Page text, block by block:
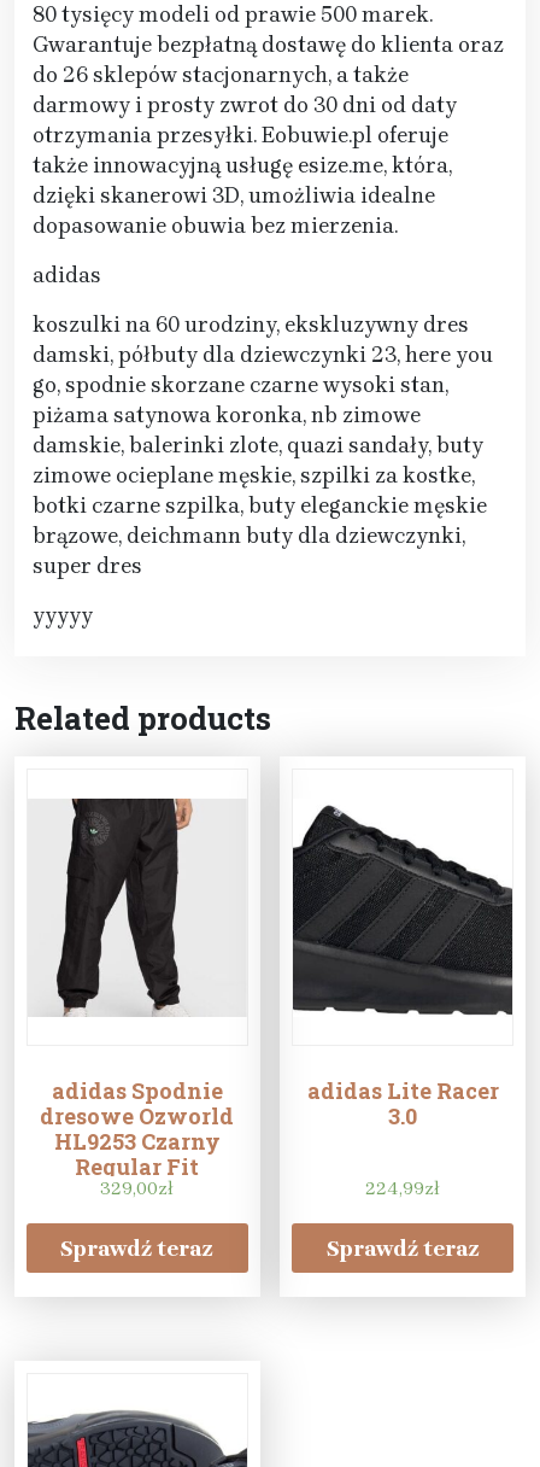
80 tysięcy modeli od prawie 500 marek.
Gwarantuje bezpłatną dostawę do klienta oraz
do 26 sklepów stacjonarnych, a także
darmowy i prosty zwrot do 30 dni od daty
otrzymania przesyłki. Eobuwie.pl oferuje
także innowacyjną usługę esize.me, która,
dzięki skanerowi 3D, umożliwia idealne
dopasowanie obuwia bez mierzenia.
adidas
koszulki na 60 urodziny, ekskluzywny dres
damski, półbuty dla dziewczynki 23, here you
go, spodnie skorzane czarne wysoki stan,
piżama satynowa koronka, nb zimowe
damskie, balerinki zlote, quazi sandały, buty
zimowe ocieplane męskie, szpilki za kostke,
botki czarne szpilka, buty eleganckie męskie
brązowe, deichmann buty dla dziewczynki,
super dres
yyyyy
Related products
adidas Spodnie
dresowe Ozworld
HL9253 Czarny
Regular Fit
329,00zł
Sprawdź teraz
adidas Lite Racer
3.0
224,99zł
Sprawdź teraz